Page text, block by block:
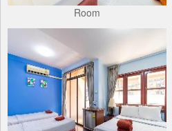
Room